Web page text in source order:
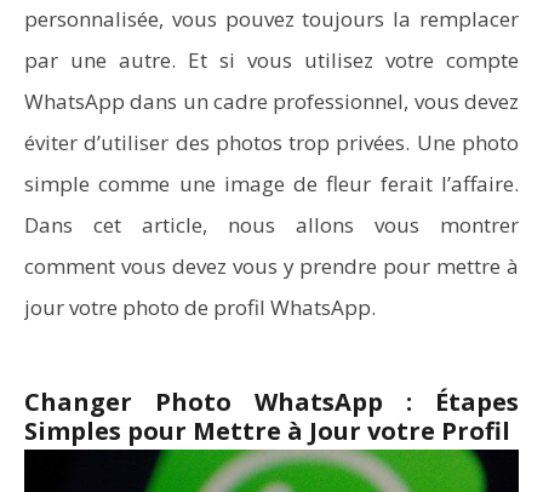
Word en PDF : les outils qui respectent la mise en
personnalisée, vous pouvez toujours la remplacer
par une autre. Et si vous utilisez votre compte
WhatsApp dans un cadre professionnel, vous devez
éviter d’utiliser des photos trop privées. Une photo
simple comme une image de fleur ferait l’affaire.
Dans cet article, nous allons vous montrer
comment vous devez vous y prendre pour mettre à
jour votre photo de profil WhatsApp.
Changer Photo WhatsApp : Étapes
Simples pour Mettre à Jour votre Profil